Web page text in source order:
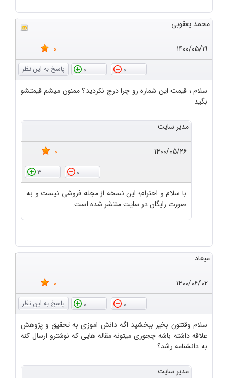
محمد یعقوبی
۱۴۰۰/۰۵/۱۹
0
0
0
سلام ؛ قیمت این شماره رو چرا درج نکردید؟ ممنون میشم قیمتشو
بگید
مدیر سایت
۱۴۰۰/۰۵/۲۶
0
0
3
با سلام و احترام؛ این نسخه از مجله فروشی نیست و به
صورت رایگان در سایت منتشر شده است.
میعاد
۱۴۰۰/۰۶/۰۲
0
0
0
سلام وقتتون بخیر ببخشید اگه دانش اموزی به تحقیق و پژوهش
علاقه داشته باشه چجوری میتونه مقاله هایی که نوشترو ارسال کنه
به دانشنامه رشد؟
مدیر سایت